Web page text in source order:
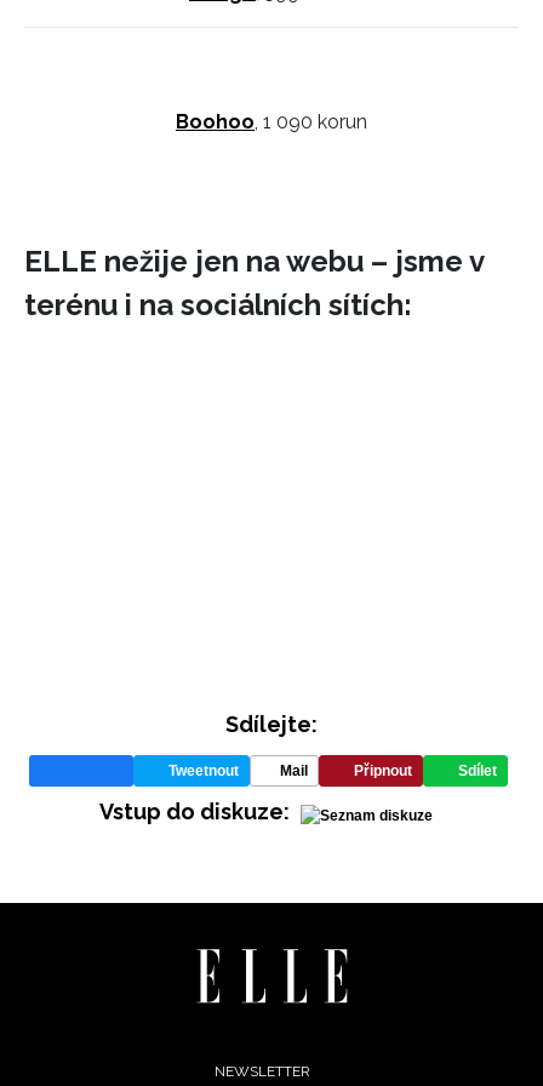
Boohoo, 1 090 korun
ELLE nežije jen na webu – jsme v
terénu i na sociálních sítích:
Sdílejte:
Tweetnout Mail Připnout Sdílet
Vstup do diskuze:
NEWSLETTER